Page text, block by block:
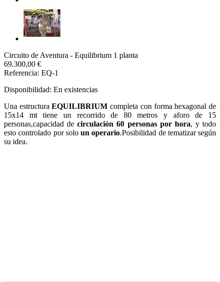
Circuito de Aventura - Equilibrium 1 planta
69.300,00 €
Referencia: EQ-1
Disponibilidad: En existencias
Una estructuraEQUILIBRIUM completa con forma hexagonal de
15x14 mt tiene un recorrido de 80 metros y aforo de 15
personas,capacidad de circulación 60 personas por hora, y todo
esto controlado por solo un operario.Posibilidad de tematizar según
su idea.